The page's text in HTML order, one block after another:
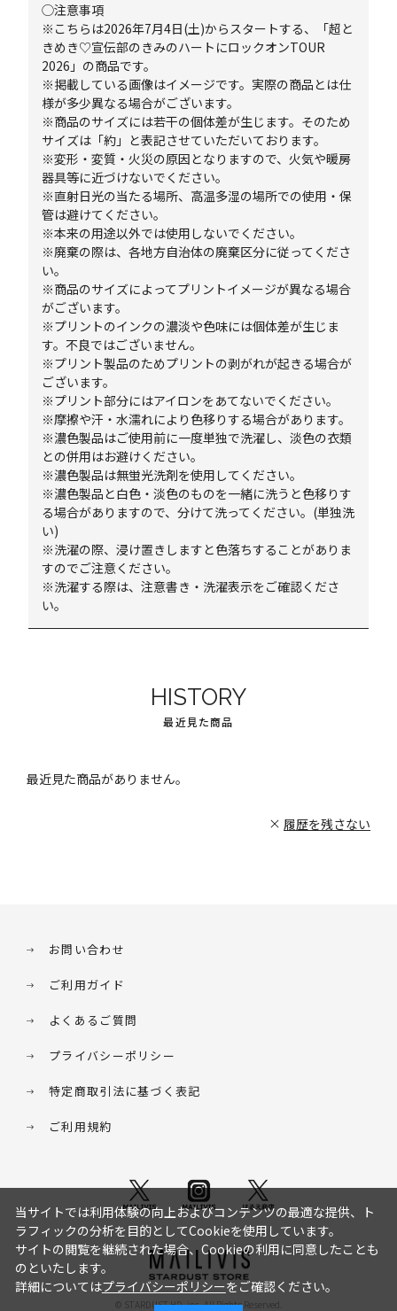
◯注意事項
※こちらは2026年7月4日(土)からスタートする、「超と
きめき♡宣伝部のきみのハートにロックオンTOUR
2026」の商品です。
※掲載している画像はイメージです。実際の商品とは仕
様が多少異なる場合がございます。
※商品のサイズには若干の個体差が生じます。そのため
サイズは「約」と表記させていただいております。
※変形・変質・火災の原因となりますので、火気や暖房
器具等に近づけないでください。
※直射日光の当たる場所、高温多湿の場所での使用・保
管は避けてください。
※本来の用途以外では使用しないでください。
※廃棄の際は、各地方自治体の廃棄区分に従ってくださ
い。
※商品のサイズによってプリントイメージが異なる場合
がございます。
※プリントのインクの濃淡や色味には個体差が生じま
す。不良ではございません。
※プリント製品のためプリントの剥がれが起きる場合が
ございます。
※プリント部分にはアイロンをあてないでください。
※摩擦や汗・水濡れにより色移りする場合があります。
※濃色製品はご使用前に一度単独で洗濯し、淡色の衣類
との併用はお避けください。
※濃色製品は無蛍光洗剤を使用してください。
※濃色製品と白色・淡色のものを一緒に洗うと色移りす
る場合がありますので、分けて洗ってください。(単独洗
い)
※洗濯の際、浸け置きしますと色落ちすることがありま
すのでご注意ください。
※洗濯する際は、注意書き・洗濯表示をご確認くださ
い。
HISTORY
最近見た商品
最近見た商品がありません。
履歴を残さない
お問い合わせ
ご利用ガイド
よくあるご質問
プライバシーポリシー
特定商取引法に基づく表記
ご利用規約
© STARDUST HD. inc. All Rights Reserved.
当サイトでは利用体験の向上およびコンテンツの最適な提供、ト
ラフィックの分析を目的としてCookieを使用しています。
サイトの閲覧を継続された場合、Cookieの利用に同意したことも
のといたします。
詳細についてはプライバシーポリシーをご確認ください。